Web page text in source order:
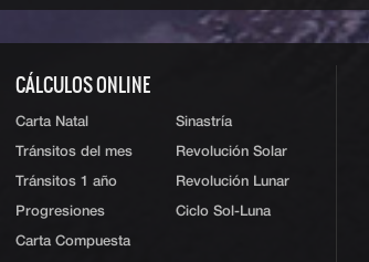
CÁLCULOS ONLINE
Carta Natal
Tránsitos del mes
Tránsitos 1 año
Progresiones
Carta Compuesta
Sinastría
Revolución Solar
Revolución Lunar
Ciclo Sol-Luna